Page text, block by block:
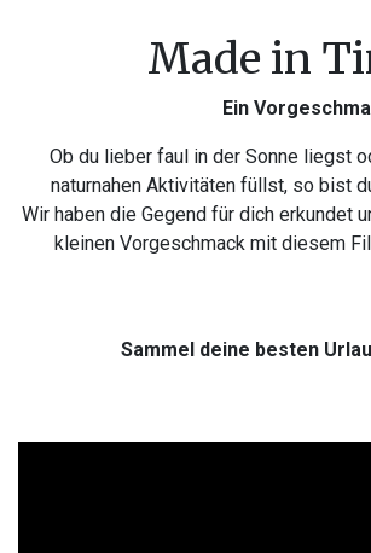
Made in
Ein
Ob du lieber faul in der Sonne liegst
naturnahen Aktivitäten füllst, so bist
Wir haben die Gegend für dich erkundet
kleinen Vorgeschmack mit diesem
Sammel deine besten